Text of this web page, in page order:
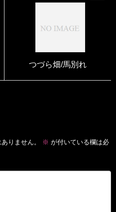
つづら畑/馬別れ
りません。 ※ が付いている欄は必